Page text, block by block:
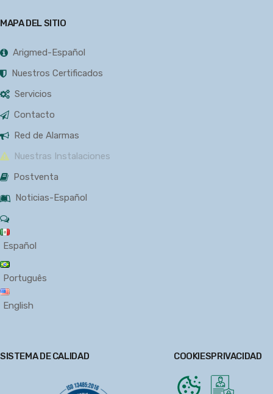
MAPA DEL SITIO
Arigmed-Español
Nuestros Certificados
Servicios
Contacto
Red de Alarmas
Nuestras Instalaciones
Postventa
Noticias-Español
Español
Português
English
SISTEMA DE CALIDAD COOKIESPRIVACIDAD